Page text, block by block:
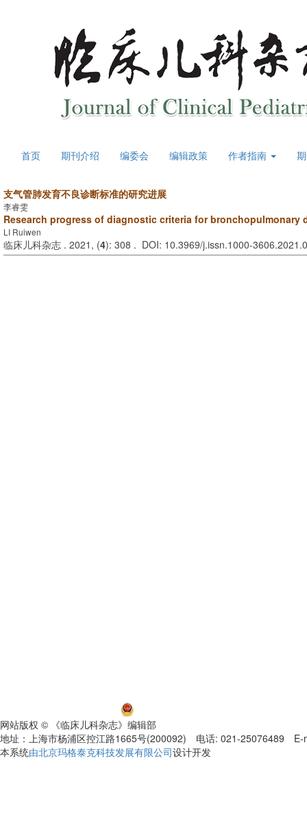
首页 期刊介绍 编委会 编辑政策 作者指南
支气管肺发育不良诊断标准的研究进展
李睿雯
Research progress of diagnostic criteria for bronchopulmonary
LI Ruiwen
临床儿科杂志 . 2021, (4): 308 . DOI: 10.3969/j.issn.1000-
网站版权 © 《临床儿科杂志》编辑部
地址：上海市杨浦区控江路1665号(200092) 电话: 021-25076489 E-
本系统由北京玛格泰克科技发展有限公司设计开发